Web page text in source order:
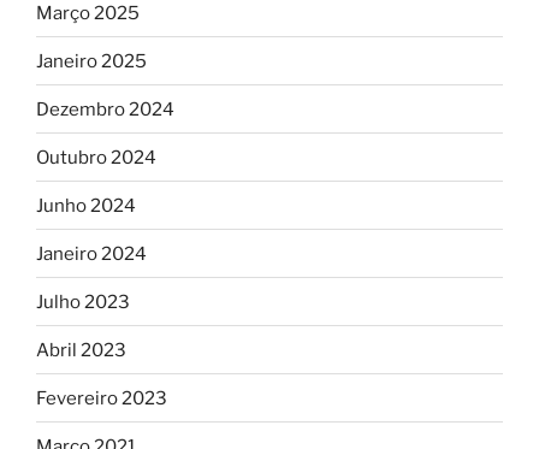
Março 2025
Janeiro 2025
Dezembro 2024
Outubro 2024
Junho 2024
Janeiro 2024
Julho 2023
Abril 2023
Fevereiro 2023